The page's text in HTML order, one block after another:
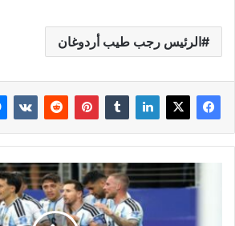
الرئيس رجب طيب أردوغان